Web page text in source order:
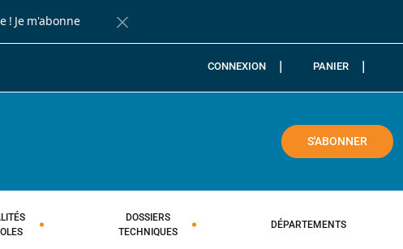
! Je m'abonne
Fermer la barre de notification
CONNEXION PANIER
S'ABONNER
DOSSIERS
TECHNIQUES
DÉPARTEMENTS